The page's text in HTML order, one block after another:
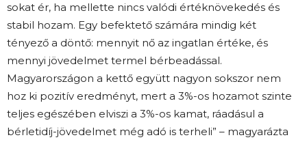
sokat ér, ha mellette nincs valódi értéknövekedés és
stabil hozam. Egy befektető számára mindig két
tényező a döntő: mennyit nő az ingatlan értéke, és
mennyi jövedelmet termel bérbeadással.
Magyarországon a kettő együtt nagyon sokszor nem
hoz ki pozitív eredményt, mert a 3%-os hozamot szinte
teljes egészében elviszi a 3%-os kamat, ráadásul a
bérletidíj-jövedelmet még adó is terheli” – magyarázta